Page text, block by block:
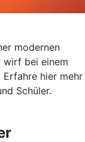
modernen
wirf bei einem
Erfahre hier mehr
Schüler.